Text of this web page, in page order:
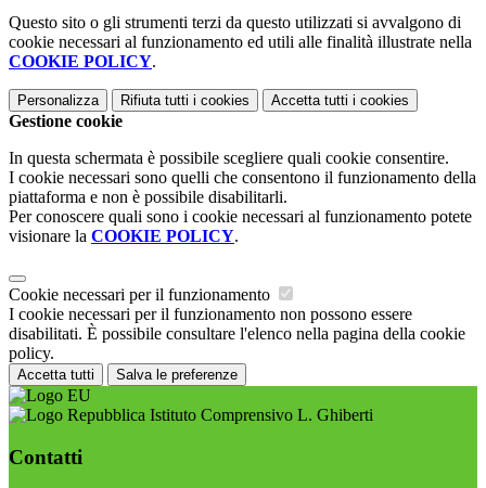
Questo sito o gli strumenti terzi da questo utilizzati si avvalgono di
cookie necessari al funzionamento ed utili alle finalità illustrate nella
COOKIE POLICY.
Personalizza Rifiuta tutti i cookies Accetta tutti i cookies
Gestione cookie
In questa schermata è possibile scegliere quali cookie consentire.
I cookie necessari sono quelli che consentono il funzionamento della
piattaforma e non è possibile disabilitarli.
Per conoscere quali sono i cookie necessari al funzionamento potete
visionare la COOKIE POLICY.
Cookie necessari per il funzionamento
I cookie necessari per il funzionamento non possono essere
disabilitati. È possibile consultare l'elenco nella pagina della cookie
policy.
Accetta tutti Salva le preferenze
Istituto Comprensivo L. Ghiberti
Contatti